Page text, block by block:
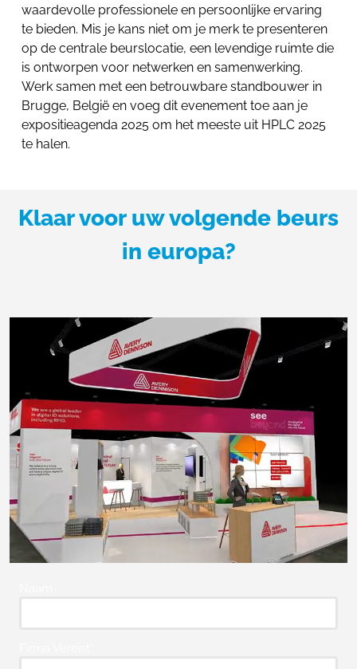
waardevolle professionele en persoonlijke ervaring
te bieden. Mis je kans niet om je merk te presenteren
op de centrale beurslocatie, een levendige ruimte die
is ontworpen voor netwerken en samenwerking.
Werk samen met een betrouwbare standbouwer in
Brugge, België en voeg dit evenement toe aan je
expositieagenda 2025 om het meeste uit HPLC 2025
te halen.
Klaar voor uw volgende beurs
in europa?